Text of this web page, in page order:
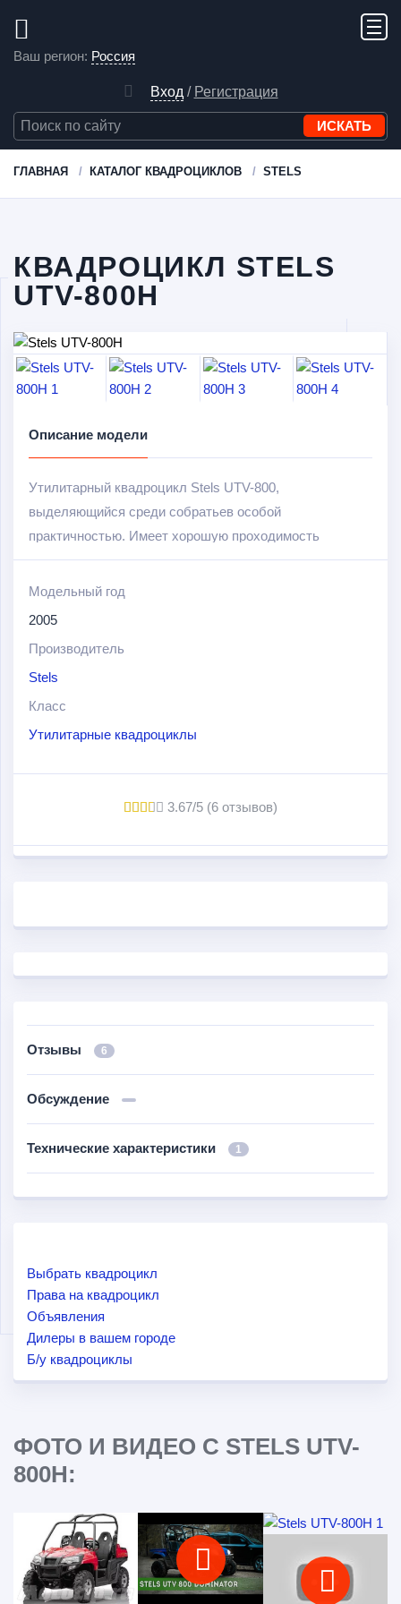
Ваш регион: Россия
Вход / Регистрация
ГЛАВНАЯ КАТАЛОГ КВАДРОЦИКЛОВ STELS
КВАДРОЦИКЛ STELS
UTV-800H
Описание модели
Утилитарный квадроцикл Stels UTV-800,
выделяющийся среди собратьев особой
практичностью. Имеет хорошую проходимость
мотовездехода и обладает комфортом автомобиля.
Понравится любителям активного отдыха на природе,
У Stels UTV-800 полный привод, независимая
подвеска, мощный двигатель, благодаря чему
достигается устойчивость и управляемость.
оснащен лебедкой для буксировки, самосвальным
кузовом и сцепным механизмом для крепления
Модельный год
2005
Производитель
Stels
Класс
Утилитарные квадроциклы
3.67/5 (6 отзывов)
Отзывы 6
Обсуждение
Технические характеристики 1
Выбрать квадроцикл
Права на квадроцикл
Объявления
Дилеры в вашем городе
Б/у квадроциклы
ФОТО И ВИДЕО С STELS UTV-
800H: